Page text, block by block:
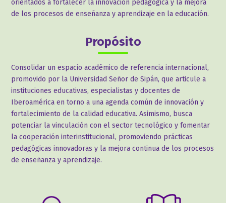
orientados a fortalecer la innovación pedagógica y la mejora
de los procesos de enseñanza y aprendizaje en la educación.
Propósito
Consolidar un espacio académico de referencia internacional,
promovido por la Universidad Señor de Sipán, que articule a
instituciones educativas, especialistas y docentes de
Iberoamérica en torno a una agenda común de innovación y
fortalecimiento de la calidad educativa. Asimismo, busca
potenciar la vinculación con el sector tecnológico y fomentar
la cooperación interinstitucional, promoviendo prácticas
pedagógicas innovadoras y la mejora continua de los procesos
de enseñanza y aprendizaje.